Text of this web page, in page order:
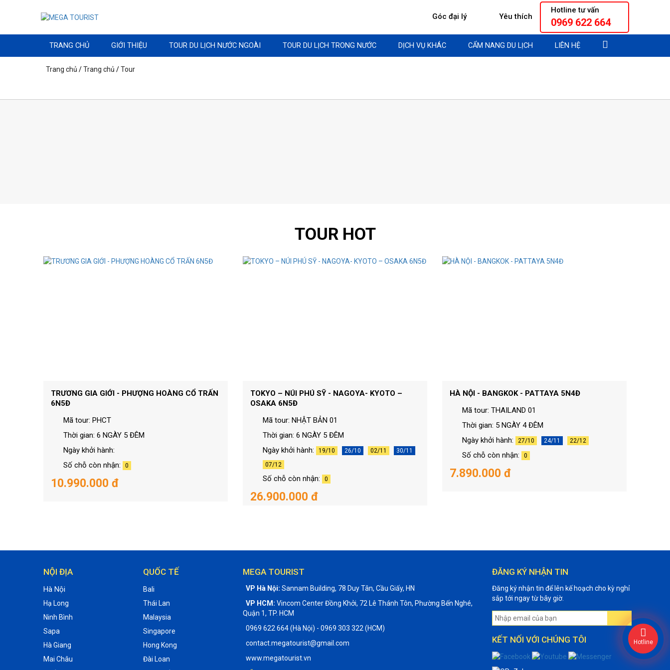
Hotline tư vấn
0969 622 664
Yêu thích
Góc đại lý
TRANG CHỦ GIỚI THIỆU TOUR DU LỊCH NƯỚC NGOÀI TOUR DU LỊCH TRONG NƯỚC DỊCH VỤ KHÁC CẨM NANG DU LỊCH LIÊN HỆ
Trang chủ /Trang chủ /Tour
TOUR HOT
TRƯƠNG GIA GIỚI - PHƯỢNG HOÀNG CỔ TRẤN
6N5Đ
Mã tour: PHCT
Thời gian: 6 NGÀY 5 ĐÊM
Ngày khởi hành:
Số chỗ còn nhận:
0
10.990.000 đ
TOKYO – NÚI PHÚ SỸ - NAGOYA- KYOTO –
OSAKA 6N5Đ
Mã tour: NHẬT BẢN 01
Thời gian: 6 NGÀY 5 ĐÊM
Ngày khởi hành:
19/10 26/10 02/11
30/11
07/12
Số chỗ còn nhận: 0
26.900.000 đ
HÀ NỘI - BANGKOK - PATTAYA 5N4Đ
Mã tour: THAILAND 01
Thời gian: 5 NGÀY 4 ĐÊM
Ngày khởi hành:
27/10 24/11 22/12
Số chỗ còn nhận: 0
7.890.000 đ
NỘI ĐỊA
Hà Nội
Hạ Long
Ninh Bình
Sapa
Hà Giang
Mai Châu
QUỐC TẾ
Bali
Thái Lan
Malaysia
Singapore
Hong Kong
Đài Loan
MEGA TOURIST
VP Hà Nội: Sannam Building, 78 Duy Tân, Cầu Giấy, HN
VP HCM: Vincom Center Đồng Khởi, 72 Lê Thánh Tôn, Phường Bến Nghé,
Quận 1, TP. HCM
0969 622 664 (Hà Nội) - 0969 303 322 (HCM)
contact.megatourist@gmail.com
www.megatourist.vn
ĐĂNG KÝ NHẬN TIN
Đăng ký nhận tin để lên kế hoạch cho kỳ nghỉ
sắp tới ngay từ bây giờ.
KẾT NỐI VỚI CHÚNG TÔI Hotline